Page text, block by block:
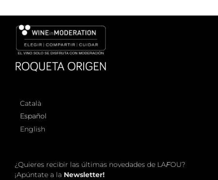
Català
Español
English
¿Quieres recibir las últimas novedades de LAFOU?
¡Apúntate a la Newsletter!